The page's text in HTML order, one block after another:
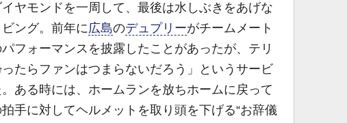
ヤモンドを一周して、最後は水しぶきをあげな
ング。前年に広島のデュプリーがチームメート
フォーマンスを披露したことがあったが、テリ
たらファンはつまらないだろう」というサービ
ある時には、ホームランを放ちホームに戻って
手に対してヘルメットを取り頭を下げる“お辞儀